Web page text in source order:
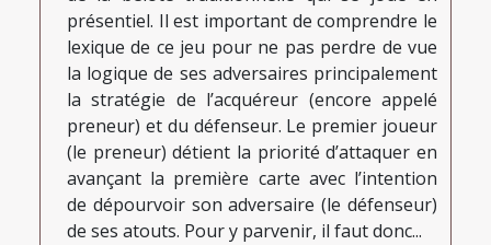
présentiel. Il est important de comprendre le
lexique de ce jeu pour ne pas perdre de vue
la logique de ses adversaires principalement
la stratégie de l’acquéreur (encore appelé
preneur) et du défenseur. Le premier joueur
(le preneur) détient la priorité d’attaquer en
avançant la première carte avec l’intention
de dépourvoir son adversaire (le défenseur)
de ses atouts. Pour y parvenir, il faut donc...